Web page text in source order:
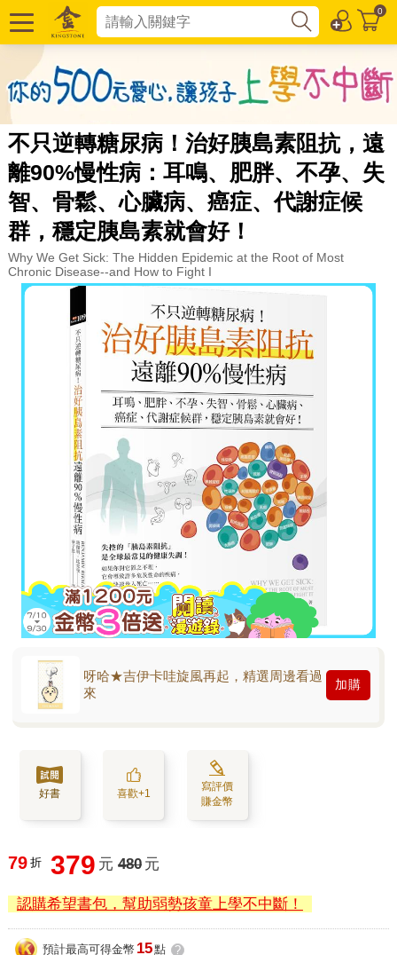
0
不只逆轉糖尿病！治好胰島素阻抗，遠
離90%慢性病：耳鳴、肥胖、不孕、失
智、骨鬆、心臟病、癌症、代謝症候
群，穩定胰島素就會好！
Why We Get Sick: The Hidden Epidemic at the Root of Most
Chronic Disease--and How to Fight I
呀哈★吉伊卡哇旋風再起，精選周邊看過
來
加購
好書 喜歡+1
寫評價
賺金幣
79 折 379 元 480 元
認購希望書包，幫助弱勢孩童上學不中斷！
預計最高可得金幣 15點 ?